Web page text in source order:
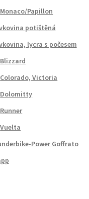
Monaco/Papillon
potištěná
lycra s počesem
Blizzard
Colorado, Victoria
Dolomitty
Runner
Vuelta
Power Goffrato